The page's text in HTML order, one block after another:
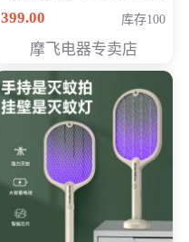
员专享价268元
399.00 库存100
摩飞电器专卖店